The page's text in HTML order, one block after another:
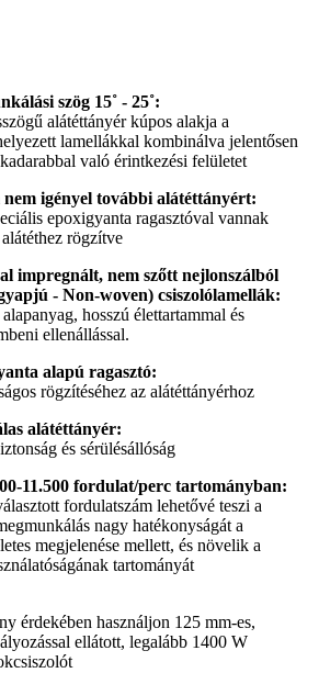
szög 15˚ - 25˚:
alátéttányér kúpos alakja a
lamellákkal kombinálva jelentősen
való érintkezési felületet
nem igényel további alátéttányért:
epoxigyanta ragasztóval vannak
rögzítve
impregnált, nem szőtt nejlonszálból
- Non-woven) csiszolólamellák:
hosszú élettartammal és
ellenállással.
alapú ragasztó:
rögzítéséhez az alátéttányérhoz
alátéttányér:
és sérülésállóság
11.500 fordulat/perc tartományban:
fordulatszám lehetővé teszi a
nagy hatékonyságát a
megjelenése mellett, és növelik a
tartományát
érdekében használjon 125 mm-es,
ellátott, legalább 1400 W